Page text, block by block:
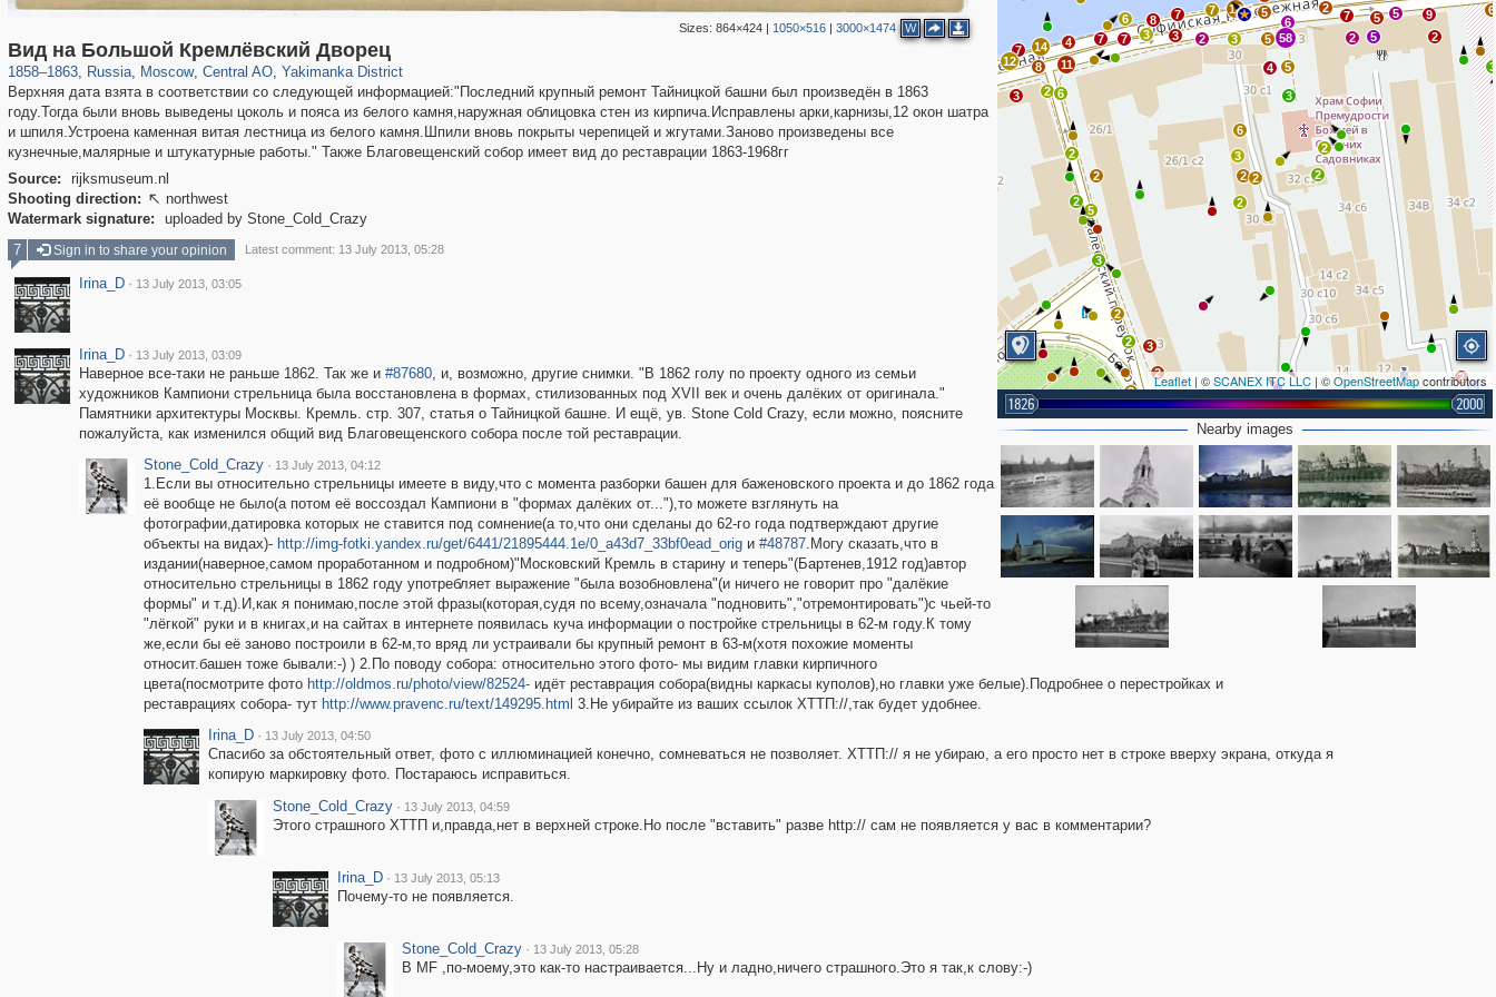
Sizes: 864×424| 1050×516| 3000×1474 W
Вид на Большой Кремлёвский Дворец
1858–1863, Russia
1,406,211 29,243
, Moscow
319,779 8,286
, Central AO
159,978 5,916
, Yakimanka District
13,375 458
Верхняя дата взята в соответствии со следующей информацией:"Последний крупный ремонт Тайницкой башни был произведён в 1863
году.Тогда были вновь выведены цоколь и пояса из белого камня,наружная облицовка стен из кирпича.Исправлены арки,карнизы,12 окон шатра
и шпиля.Устроена каменная витая лестница из белого камня.Шпили вновь покрыты черепицей и жгутами.Заново произведены все
кузнечные,малярные и штукатурные работы." Также Благовещенский собор имеет вид до реставрации 1863-1968гг
Source:
rijksmuseum.nl
Shooting direction:  northwest
Watermark signature:
uploaded by Stone_Cold_Crazy
4
2
4
2
5
14
4
12
7
8
2 6
11
3
8
6
7
3
7
7 7
2
10 5 5 6
9
2
3
5
5
2
7
2
6
58
5
5
3
4
3
6
3
2
2
2
2
2
3
2
3
2
3
2
2
2
5
3
2
2
3
Leaflet | ©SCANEX ITC LLC | ©OpenStreetMapcontributors
1826 2000
Nearby images
7 Sign in to share your opinion Latest comment: 13 July 2013, 05:28
Irina_D · 13 July 2013, 03:05
Irina_D · 13 July 2013, 03:09
Наверное все-таки не раньше 1862. Так же и #87680, и, возможно, другие снимки. "В 1862 голу по проекту одного из семьи
художников Кампиони стрельница была восстановлена в формах, стилизованных под XVII век и очень далёких от оригинала."
Памятники архитектуры Москвы. Кремль. стр. 307, статья о Тайницкой башне. И ещё, ув. Stone Cold Crazy, если можно, поясните
пожалуйста, как изменился общий вид Благовещенского собора после той реставрации.
Stone_Cold_Crazy · 13 July 2013, 04:12
1.Если вы относительно стрельницы имеете в виду,что с момента разборки башен для баженовского проекта и до 1862 года
её вообще не было(а потом её воссоздал Кампиони в "формах далёких от..."),то можете взглянуть на
фотографии,датировка которых не ставится под сомнение(а то,что они сделаны до 62-го года подтверждают другие
объекты на видах)- http://img-fotki.yandex.ru/get/6441/21895444.1e/0_a43d7_33bf0ead_origи #48787.Могу сказать,что в
издании(наверное,самом проработанном и подробном)"Московский Кремль в старину и теперь"(Бартенев,1912 год)автор
относительно стрельницы в 1862 году употребляет выражение "была возобновлена"(и ничего не говорит про "далёкие
формы" и т.д).И,как я понимаю,после этой фразы(которая,судя по всему,означала "подновить","отремонтировать")с чьей-то
"лёгкой" руки и в книгах,и на сайтах в интернете появилась куча информации о постройке стрельницы в 62-м году.К тому
же,если бы её заново построили в 62-м,то вряд ли устраивали бы крупный ремонт в 63-м(хотя похожие моменты
относит.башен тоже бывали:-) ) 2.По поводу собора: относительно этого фото- мы видим главки кирпичного
цвета(посмотрите фото http://oldmos.ru/photo/view/82524-идёт реставрация собора(видны каркасы куполов),но главки уже белые).Подробнее о перестройках и
реставрациях собора- тут http://www.pravenc.ru/text/149295.html 3.Не убирайте из ваших ссылок ХТТП://,так будет удобнее.
Irina_D · 13 July 2013, 04:50
Спасибо за обстоятельный ответ, фото с иллюминацией конечно, сомневаться не позволяет. ХТТП:// я не убираю, а его просто нет в строке вверху экрана, откуда я
копирую маркировку фото. Постараюсь исправиться.
Stone_Cold_Crazy · 13 July 2013, 04:59
Этого страшного ХТТП и,правда,нет в верхней строке.Но после "вставить" разве http:// сам не появляется у вас в комментарии?
Irina_D · 13 July 2013, 05:13
Почему-то не появляется.
Stone_Cold_Crazy · 13 July 2013, 05:28
В MF ,по-моему,это как-то настраивается...Ну и ладно,ничего страшного.Это я так,к слову:-)